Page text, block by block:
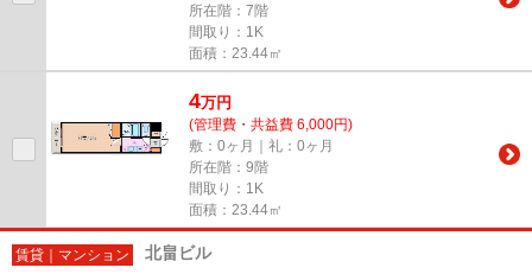
所在階：7階
間取り：1K
面積：23.44㎡
4万円
(管理費・共益費 6,000円)
敷：0ヶ月｜礼：0ヶ月
所在階：9階
間取り：1K
面積：23.44㎡
賃貸｜マンション 北畠ビル